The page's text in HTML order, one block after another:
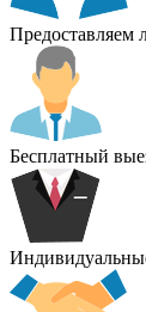
Предоставляем
Бесплатный